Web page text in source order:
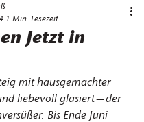
Jetzt in
1 Min. Lesezeit
mit hausgemachter
liebevoll glasiert—der
Bis Ende Juni